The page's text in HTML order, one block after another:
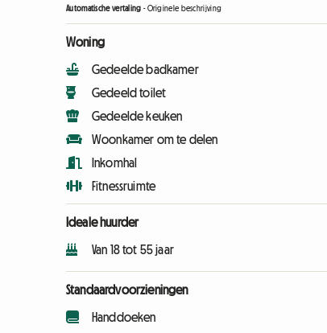
Automatische vertaling -Originele beschrijving
Woning
Gedeelde badkamer
Gedeeld toilet
Gedeelde keuken
Woonkamer om te delen
Inkomhal
Fitnessruimte
Ideale huurder
Van 18 tot 55 jaar
Standaardvoorzieningen
Handdoeken